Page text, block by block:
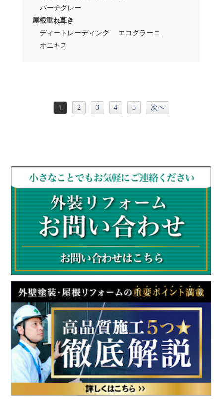
バーチグレー
屋根重ね葺き
ディートレーディング
エコグラーニ
オニキス
1 2 3 4 5 次へ